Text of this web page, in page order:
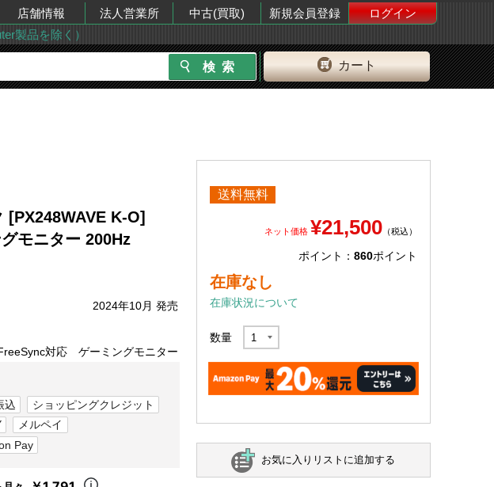
店舗情報 法人営業所 中古(買取) 新規会員登録
ログイン
製品を除く）
カート
[PX248WAVE K-O]
モニター 200Hz
2024年10月 発売
対応 ゲーミングモニター
込
ショッピングクレジット
メルペイ
Pay
送料無料
ネット価格 ¥21,500（税込）
ポイント： 860ポイント
在庫なし
在庫状況について
数量
お気に入りリストに追加する